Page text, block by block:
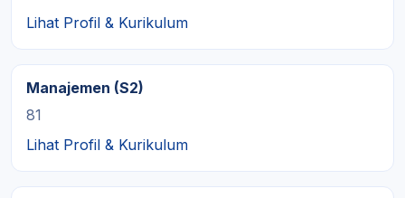
Lihat Profil & Kurikulum
Manajemen (S2)
81
Lihat Profil & Kurikulum